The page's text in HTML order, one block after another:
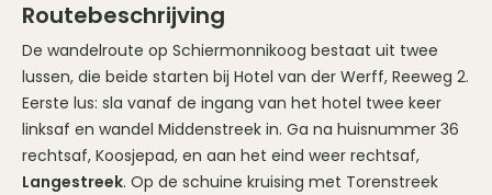
Routebeschrijving
De wandelroute op Schiermonnikoog bestaat uit twee
lussen, die beide starten bij Hotel van der Werff, Reeweg 2.
Eerste lus: sla vanaf de ingang van het hotel twee keer
linksaf en wandel Middenstreek in. Ga na huisnummer 36
rechtsaf, Koosjepad, en aan het eind weer rechtsaf,
Langestreek. Op de schuine kruising met Torenstreek